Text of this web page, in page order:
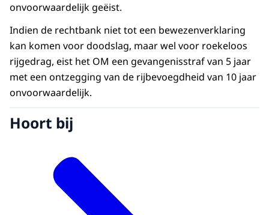
onvoorwaardelijk geëist.
Indien de rechtbank niet tot een bewezenverklaring
kan komen voor doodslag, maar wel voor roekeloos
rijgedrag, eist het OM een gevangenisstraf van 5 jaar
met een ontzegging van de rijbevoegdheid van 10 jaar
onvoorwaardelijk.
Hoort bij